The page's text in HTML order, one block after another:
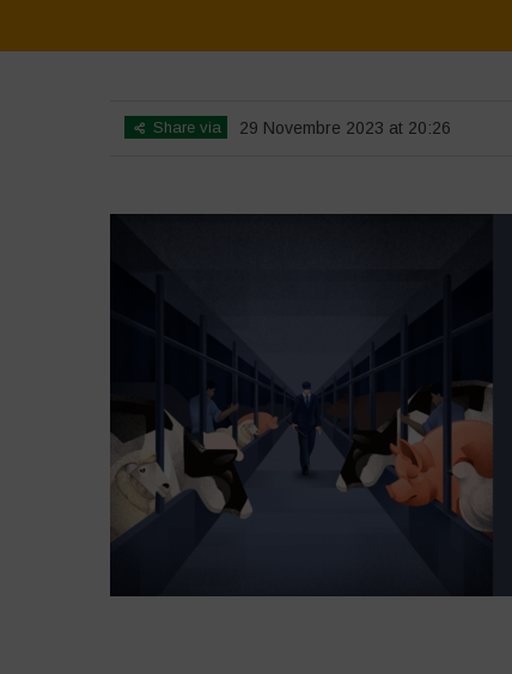
Share via 29 Novembre 2023 at 20:26